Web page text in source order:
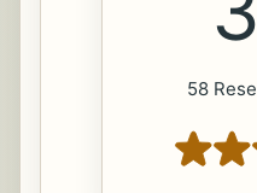
58